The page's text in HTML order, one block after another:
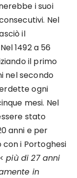
i suoi
Nel
il
1492 a 56
il primo
nel secondo
ogni
mesi. Nel
stato
anni e per
i Portoghesi
più di 27 anni
in